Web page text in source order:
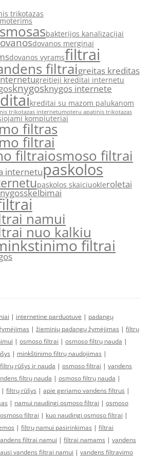
trikotazas
bakterijos kanalizacijai
dovanos merginai
dovanos vyramsfiltrai
filtraigreitas kreditas
greitieji kreditai internetu
knygosknygos internete
kreditai su mazom palukanom
trikotazas internetumoteru apatinis trikotazas
kompiuteriai
filtras
filtrai
filtraiosmoso filtrai
internetupaskolos
paskolos skaiciuokleroletai
skelbimai
namui
nuo kalkiu
filtrai
| internetine parduotuve | padangų
| žieminių padangų žymėjimas | filtrų
| osmoso filtrai | osmoso filtrų nauda |
| minkštinimo filtrų naudojimas |
filtrų rūšys ir nauda | osmoso filtrai | vandens
filtrų nauda | osmoso filtrų nauda |
| filtrų rūšys | apie geriamo vandens filtrus |
| namui naudingi osmoso filtrai | osmoso
filtrai | kuo naudingi osmoso filtrai |
| filtrų namui pasirinkimas | filtrai
filtrai namui | filtrai namams | vandens
vandens filtrai namui | vandens filtravimo